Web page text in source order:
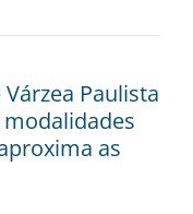
Paulista
as